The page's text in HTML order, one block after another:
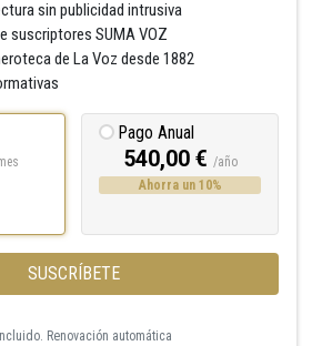
sin publicidad intrusiva
suscriptores SUMA VOZ
de La Voz desde 1882
Pago Anual
540,00 € /año
Ahorra un 10%
SUSCRÍBETE
Renovación automática